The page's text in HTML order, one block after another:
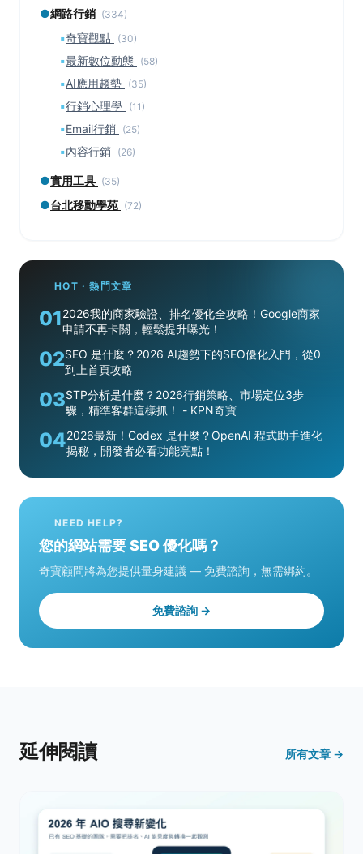
●網路行銷 (334)
▪奇寶觀點 (30)
▪最新數位動態 (58)
▪AI應用趨勢 (35)
▪行銷心理學 (11)
▪Email行銷 (25)
▪內容行銷 (26)
●實用工具 (35)
●台北移動學苑 (72)
HOT · 熱門文章
012026我的商家驗證、排名優化全攻略！Google商家
申請不再卡關，輕鬆提升曝光！
02SEO 是什麼？2026 AI趨勢下的SEO優化入門，從0
到上首頁攻略
03STP分析是什麼？2026行銷策略、市場定位3步
驟，精準客群這樣抓！ - KPN奇寶
042026最新！Codex 是什麼？OpenAI 程式助手進化
揭秘，開發者必看功能亮點！
NEED HELP?
您的網站需要 SEO 優化嗎？
奇寶顧問將為您提供量身建議 — 免費諮詢，無需綁約。
免費諮詢 →
延伸閱讀 所有文章 →